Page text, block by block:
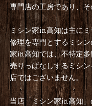
専門店の工房であり、
ミシン家in高知は主に
修理を専門とするミシ
家in高知では、不特定
売りっぱなしするミシ
店ではございません。
当店「ミシン家in高知